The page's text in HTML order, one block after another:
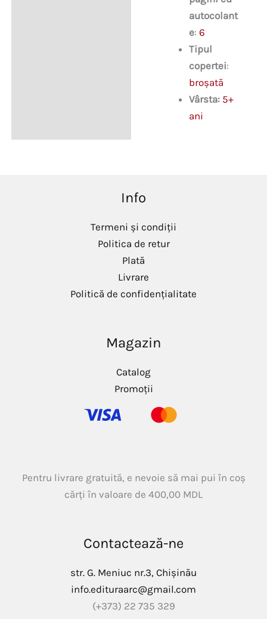
autocolant
e: 6
Tipul
copertei:
broșată
Vârsta: 5+
ani
Info
Termeni și condiții
Politica de retur
Plată
Livrare
Politică de confidențialitate
Magazin
Catalog
Promoții
Pentru livrare gratuită, e nevoie să mai pui în coș
cărți în valoare de 400,00 MDL
Contactează-ne
str. G. Meniuc nr.3, Chișinău
info.edituraarc@gmail.com
(+373) 22 735 329